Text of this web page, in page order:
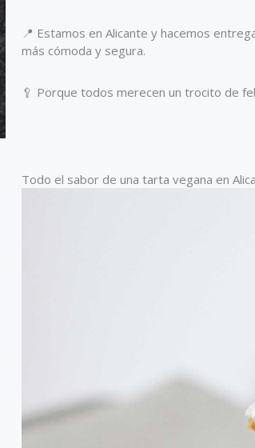
📍 Estamos en Alicante y hacemos
más cómoda y segura.
🥄 Porque todos merecen un trocito de
Todo el sabor de una tarta vegana en